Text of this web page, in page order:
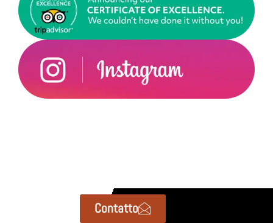
Contatto